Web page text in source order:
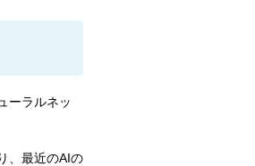
ーラルネッ
、最近のAIの